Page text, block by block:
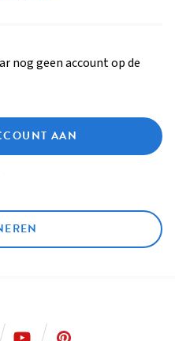
nog geen account op de
AAN